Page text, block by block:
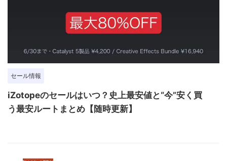
セール情報
iZotopeのセールはいつ？史上最安値と“今”安く買
う最安ルートまとめ【随時更新】